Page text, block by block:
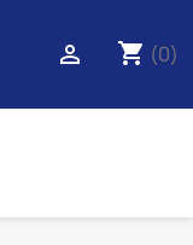
shopping_cart (0)
